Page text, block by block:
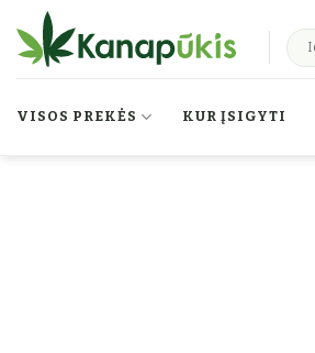
Skip to content
VISOS PREKĖS KUR ĮSIGYTI